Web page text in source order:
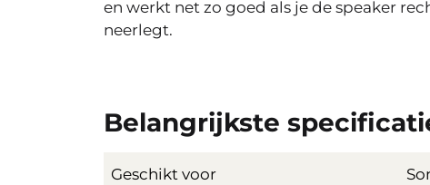
en werkt net zo goed als je de speaker
neerlegt.
Belangrijkste
Geschikt voor